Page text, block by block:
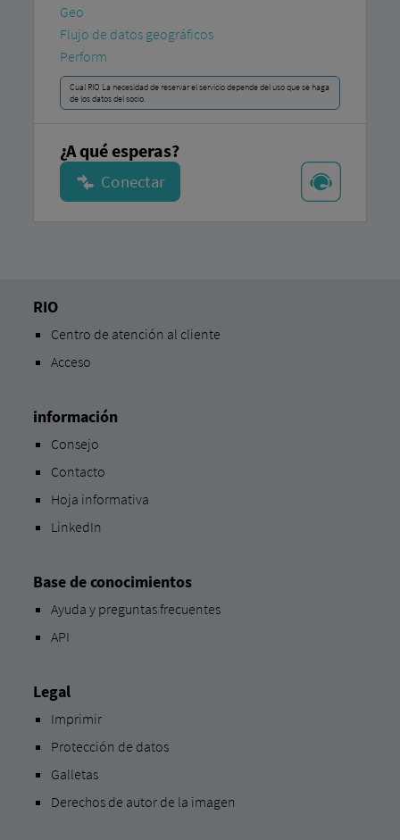
Geo
Flujo de datos geográficos
Perform
Cual RIO La necesidad de reservar el servicio depende del uso que se haga
de los datos del socio.
¿A qué esperas?
RIO
Centro de atención al cliente
Acceso
información
Consejo
Contacto
Hoja informativa
LinkedIn
Base de conocimientos
Ayuda y preguntas frecuentes
API
Legal
Imprimir
Protección de datos
Galletas
Derechos de autor de la imagen